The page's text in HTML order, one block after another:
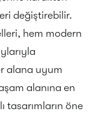
değiştirebilir.
hem modern
alana uyum
alanına en
tasarımların öne